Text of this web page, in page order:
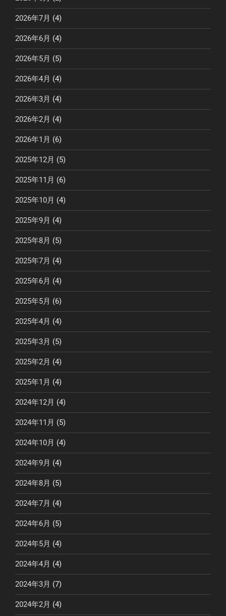
2026年7月 (4)
2026年6月 (4)
2026年5月 (5)
2026年4月 (4)
2026年3月 (4)
2026年2月 (4)
2026年1月 (6)
2025年12月 (5)
2025年11月 (6)
2025年10月 (4)
2025年9月 (4)
2025年8月 (5)
2025年7月 (4)
2025年6月 (4)
2025年5月 (6)
2025年4月 (4)
2025年3月 (5)
2025年2月 (4)
2025年1月 (4)
2024年12月 (4)
2024年11月 (5)
2024年10月 (4)
2024年9月 (4)
2024年8月 (5)
2024年7月 (4)
2024年6月 (5)
2024年5月 (4)
2024年4月 (4)
2024年3月 (7)
2024年2月 (4)